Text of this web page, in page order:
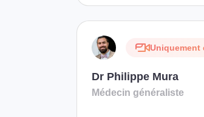
Uniquement
Dr Philippe Mura
Médecin généraliste